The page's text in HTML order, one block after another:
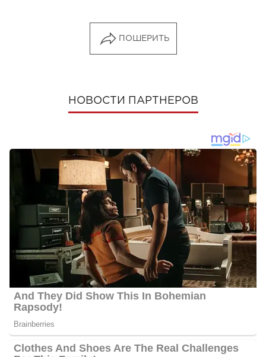
ПОШЕРИТЬ
НОВОСТИ ПАРТНЕРОВ